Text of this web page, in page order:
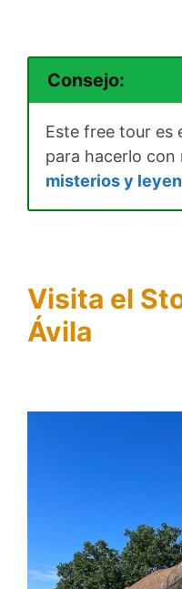
Consejo:
Este free tour es
para hacerlo con
misterios y
Visita el
Ávila